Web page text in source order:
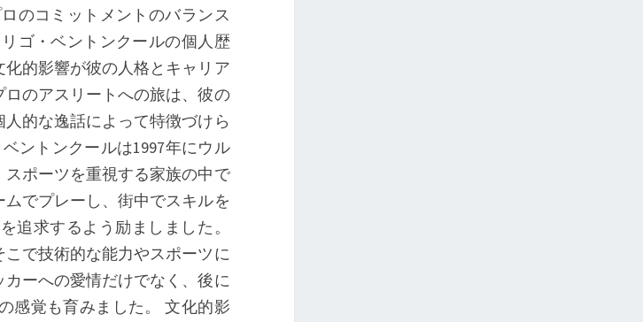
のコミットメントのバランス
ゴ・ベントンクールの個人歴
的影響が彼の人格とキャリア
のアスリートへの旅は、彼の
的な逸話によって特徴づけら
ントンクールは1997年にウル
ポーツを重視する家族の中で
でプレーし、街中でスキルを
追求するよう励ましました。
で技術的な能力やスポーツに
ーへの愛情だけでなく、後に
感覚も育みました。 文化的影